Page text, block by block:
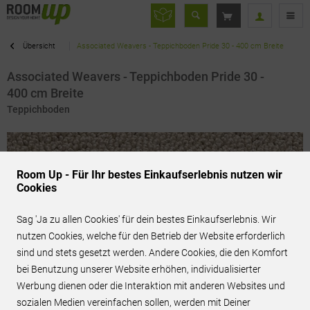
Übersicht Associated Weavers - Teppichboden Pride 30 - 400 cm Breite
Associated Weavers - Teppichboden Pride 30 -
400 cm Breite
Teppichboden
Room Up - Für Ihr bestes Einkaufserlebnis nutzen wir
Cookies
Sag 'Ja zu allen Cookies' für dein bestes Einkaufserlebnis. Wir
nutzen Cookies, welche für den Betrieb der Website erforderlich
sind und stets gesetzt werden. Andere Cookies, die den Komfort
bei Benutzung unserer Website erhöhen, individualisierter
Werbung dienen oder die Interaktion mit anderen Websites und
sozialen Medien vereinfachen sollen, werden mit Deiner